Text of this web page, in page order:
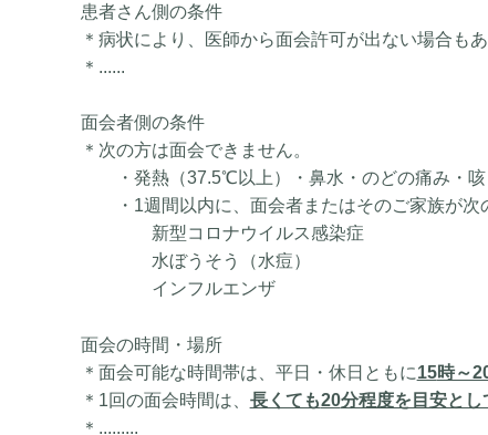
患者さん側の条件
＊病状により、医師から面会許可が出ない場合もあ
＊......
面会者側の条件
＊次の方は面会できません。
・発熱（37.5℃以上）・鼻水・のどの痛み・
・ 1週間以内に、面会者またはそのご家族が次
新型コロナウイルス感染症
水ぼうそう（水痘）
インフルエンザ
面会の時間・場所
＊面会可能な時間帯は、平日・休日ともに15時～
＊ 1回の面会時間は、 長くても20分程度を目安とし
＊.........